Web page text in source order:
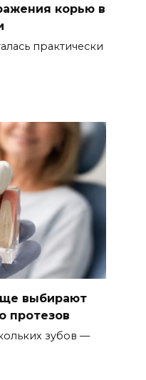
корью в
практически
выбирают
протезов
зубов —